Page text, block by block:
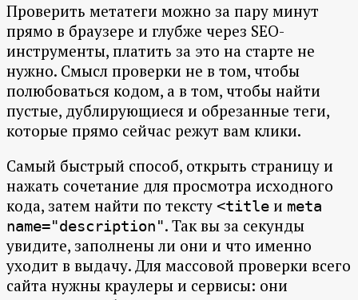
Проверить метатеги можно за пару минут
прямо в браузере и глубже через SEO-
инструменты, платить за это на старте не
нужно. Смысл проверки не в том, чтобы
полюбоваться кодом, а в том, чтобы найти
пустые, дублирующиеся и обрезанные теги,
которые прямо сейчас режут вам клики.
Самый быстрый способ, открыть страницу и
нажать сочетание для просмотра исходного
кода, затем найти по тексту <title и meta
name="description". Так вы за секунды
увидите, заполнены ли они и что именно
уходит в выдачу. Для массовой проверки всего
сайта нужны краулеры и сервисы: они